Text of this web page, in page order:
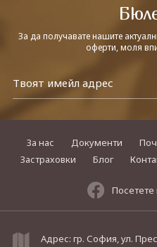
За да получавате нашите
оферти, моля
За нас Документи
Застраховки
Блог
Посетете
Адрес: гр. София, ул.